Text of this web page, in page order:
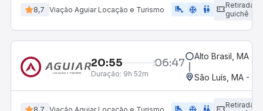
8,7 Viação Aguiar Locação e Turismo airline_seat_legroom_extra ac_unit WC
Retirada
guichê
20:55 06:47
Duração: 9h 52m
Alto Brasil, MA
São Luís, MA -
8,7 Viação Aguiar Locação e Turismo
Retirada